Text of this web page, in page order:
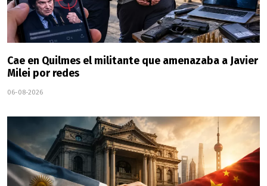
Cae en Quilmes el militante que amenazaba a Javier
Milei por redes
06-08-2026